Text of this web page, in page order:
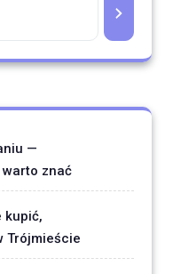
—
znać
kupić,
Trójmieście